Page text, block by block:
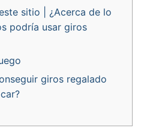
sitio | ¿Acerca de lo
podría usar giros
giros regalado